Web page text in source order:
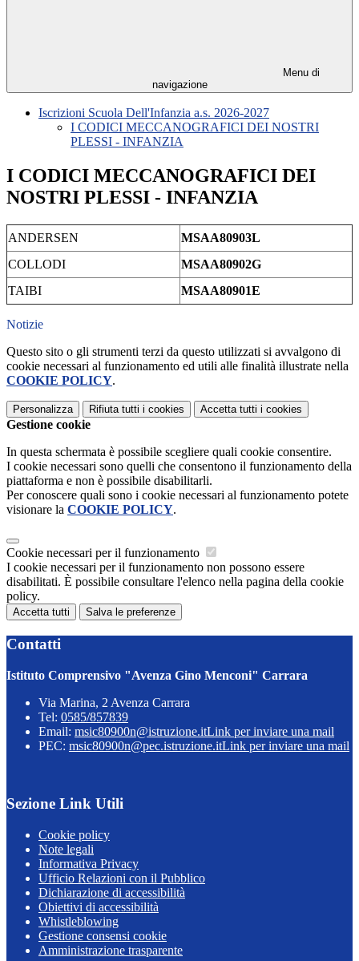
Menu di
navigazione
Iscrizioni Scuola Dell'Infanzia a.s. 2026-2027
I CODICI MECCANOGRAFICI DEI NOSTRI
PLESSI - INFANZIA
I CODICI MECCANOGRAFICI DEI
NOSTRI PLESSI - INFANZIA
ANDERSEN
MSAA80903L
COLLODI
MSAA80902G
TAIBI
MSAA80901E
Notizie
Questo sito o gli strumenti terzi da questo utilizzati si avvalgono di
cookie necessari al funzionamento ed utili alle finalità illustrate nella
COOKIE POLICY.
Personalizza Rifiuta tutti i cookies Accetta tutti i cookies
Gestione cookie
In questa schermata è possibile scegliere quali cookie consentire.
I cookie necessari sono quelli che consentono il funzionamento della
piattaforma e non è possibile disabilitarli.
Per conoscere quali sono i cookie necessari al funzionamento potete
visionare la COOKIE POLICY.
Cookie necessari per il funzionamento
I cookie necessari per il funzionamento non possono essere
disabilitati. È possibile consultare l'elenco nella pagina della cookie
policy.
Accetta tutti Salva le preferenze
Contatti
Istituto Comprensivo "Avenza Gino Menconi" Carrara
Via Marina, 2 Avenza Carrara
Tel: 0585/857839
Email: msic80900n@istruzione.itLink per inviare una mail
PEC: msic80900n@pec.istruzione.itLink per inviare una mail
Sezione Link Utili
Cookie policy
Note legali
Informativa Privacy
Ufficio Relazioni con il Pubblico
Dichiarazione di accessibilità
Obiettivi di accessibilità
Whistleblowing
Gestione consensi cookie
Amministrazione trasparente